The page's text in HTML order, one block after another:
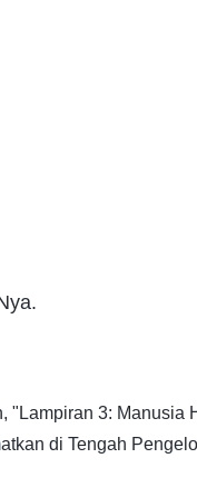
"Lampiran 3: Manusia
di Tengah